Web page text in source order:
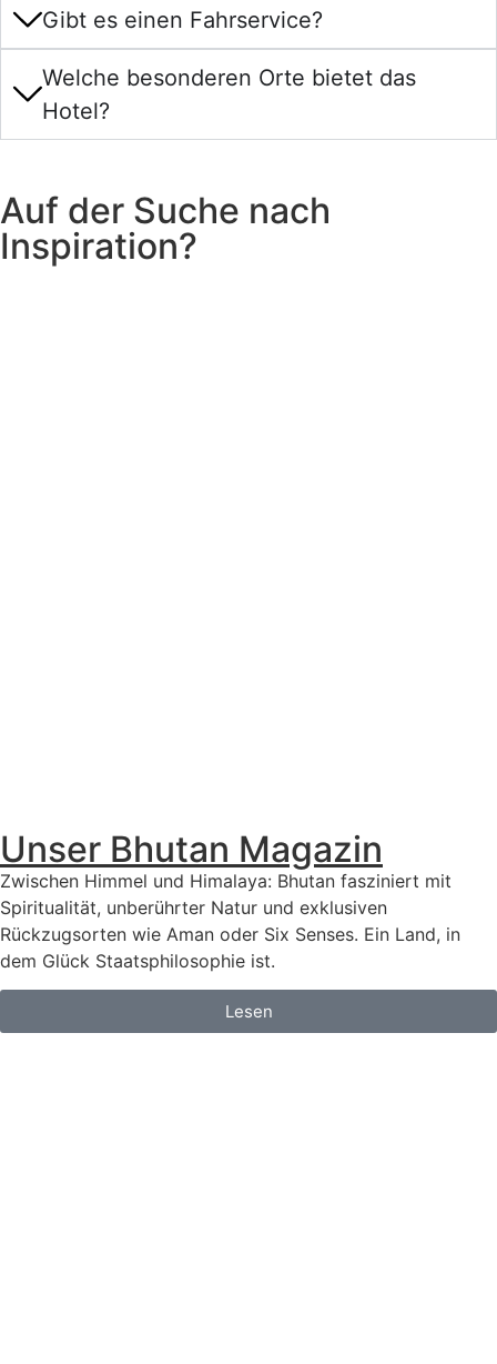
Gibt es einen Fahrservice?
Welche besonderen Orte bietet das
Hotel?
Auf der Suche nach
Inspiration?
Unser Bhutan Magazin
Zwischen Himmel und Himalaya: Bhutan fasziniert mit
Spiritualität, unberührter Natur und exklusiven
Rückzugsorten wie Aman oder Six Senses. Ein Land, in
dem Glück Staatsphilosophie ist.
Lesen